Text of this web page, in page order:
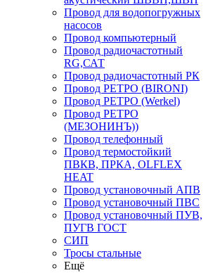
Провод для водопогружных
насосов
Провод компьютерный
Провод радиочастотный
RG,САТ
Провод радиочастотный РК
Провод РЕТРО (BIRONI)
Провод РЕТРО (Werkel)
Провод РЕТРО
(МЕЗОНИНЪ))
Провод телефонный
Провод термостойкий
ПВКВ, ПРКА, OLFLEX
HEAT
Провод установочный АПВ
Провод установочный ПВС
Провод установочный ПУВ,
ПУГВ ГОСТ
СИП
Тросы стальные
Ещё